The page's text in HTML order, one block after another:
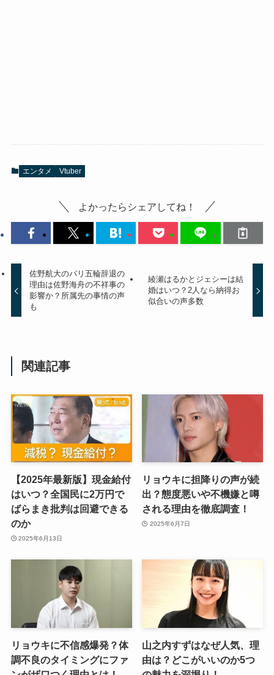
エンタメ Vtuber
よかったらシェアしてね！
佐野航大のパリ五輪辞退の
理由は佐野海舟の不祥事の
影響か？所属先の事情の声
も
綾瀬はるかとジェシーは結
婚はいつ？2人なら納得お
似合いの声多数
関連記事
【2025年最新版】現金給付
はいつ？全国民に2万円で
ばらまき批判は回避できる
のか
2025年6月13日
リョウキに担降りの声が続
出？態度悪いや不機嫌と噂
される理由を徹底調査！
2025年6月7日
リョウキに不信感爆発？体
調不良のタイミングにファ
山之内すずはなぜ人気、理
由は？どこがいいのか5つ